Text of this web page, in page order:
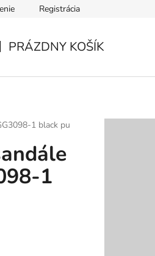
Registrácia
PRÁZDNY KOŠÍK
1 black pu
1